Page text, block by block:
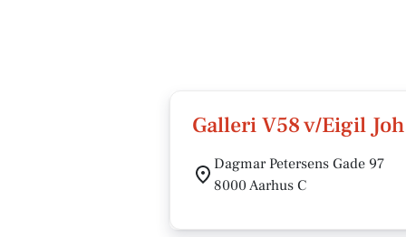
Galleri V58 v/Eigil
Dagmar Petersens Gade 97
8000 Aarhus C